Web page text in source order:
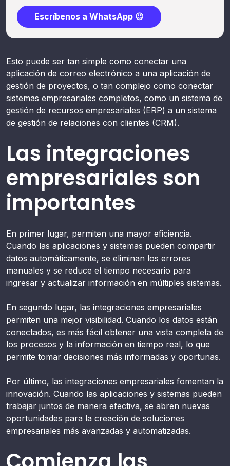
Escríbenos a WhatsApp 😉
Esto puede ser tan simple como conectar una
aplicación de correo electrónico a una aplicación de
gestión de proyectos, o tan complejo como conectar
sistemas empresariales completos, como un sistema de
gestión de recursos empresariales (ERP) a un sistema
de gestión de relaciones con clientes (CRM).
Las integraciones
empresariales son
importantes
En primer lugar, permiten una mayor eficiencia.
Cuando las aplicaciones y sistemas pueden compartir
datos automáticamente, se eliminan los errores
manuales y se reduce el tiempo necesario para
ingresar y actualizar información en múltiples sistemas.
En segundo lugar, las integraciones empresariales
permiten una mejor visibilidad. Cuando los datos están
conectados, es más fácil obtener una vista completa de
los procesos y la información en tiempo real, lo que
permite tomar decisiones más informadas y oportunas.
Por último, las integraciones empresariales fomentan la
innovación. Cuando las aplicaciones y sistemas pueden
trabajar juntos de manera efectiva, se abren nuevas
oportunidades para la creación de soluciones
empresariales más avanzadas y automatizadas.